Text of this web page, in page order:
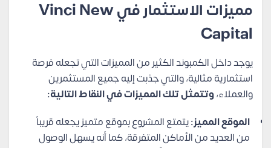
مميزات الاستثمار في Vinci New
Capital
يوجد داخل الكمبوند الكثير من المميزات التي تجعله فرصة
استثمارية مثالية، والتي جذبت إليه جميع المستثمرين
والعملاء،وتتمثل تلك المميزات في النقاط التالية:
الموقع المميز:يتمتع المشروع بموقع متميز يجعله قريباً
من العديد من الأماكن المتفرقة، كما أنه يسهل الوصول